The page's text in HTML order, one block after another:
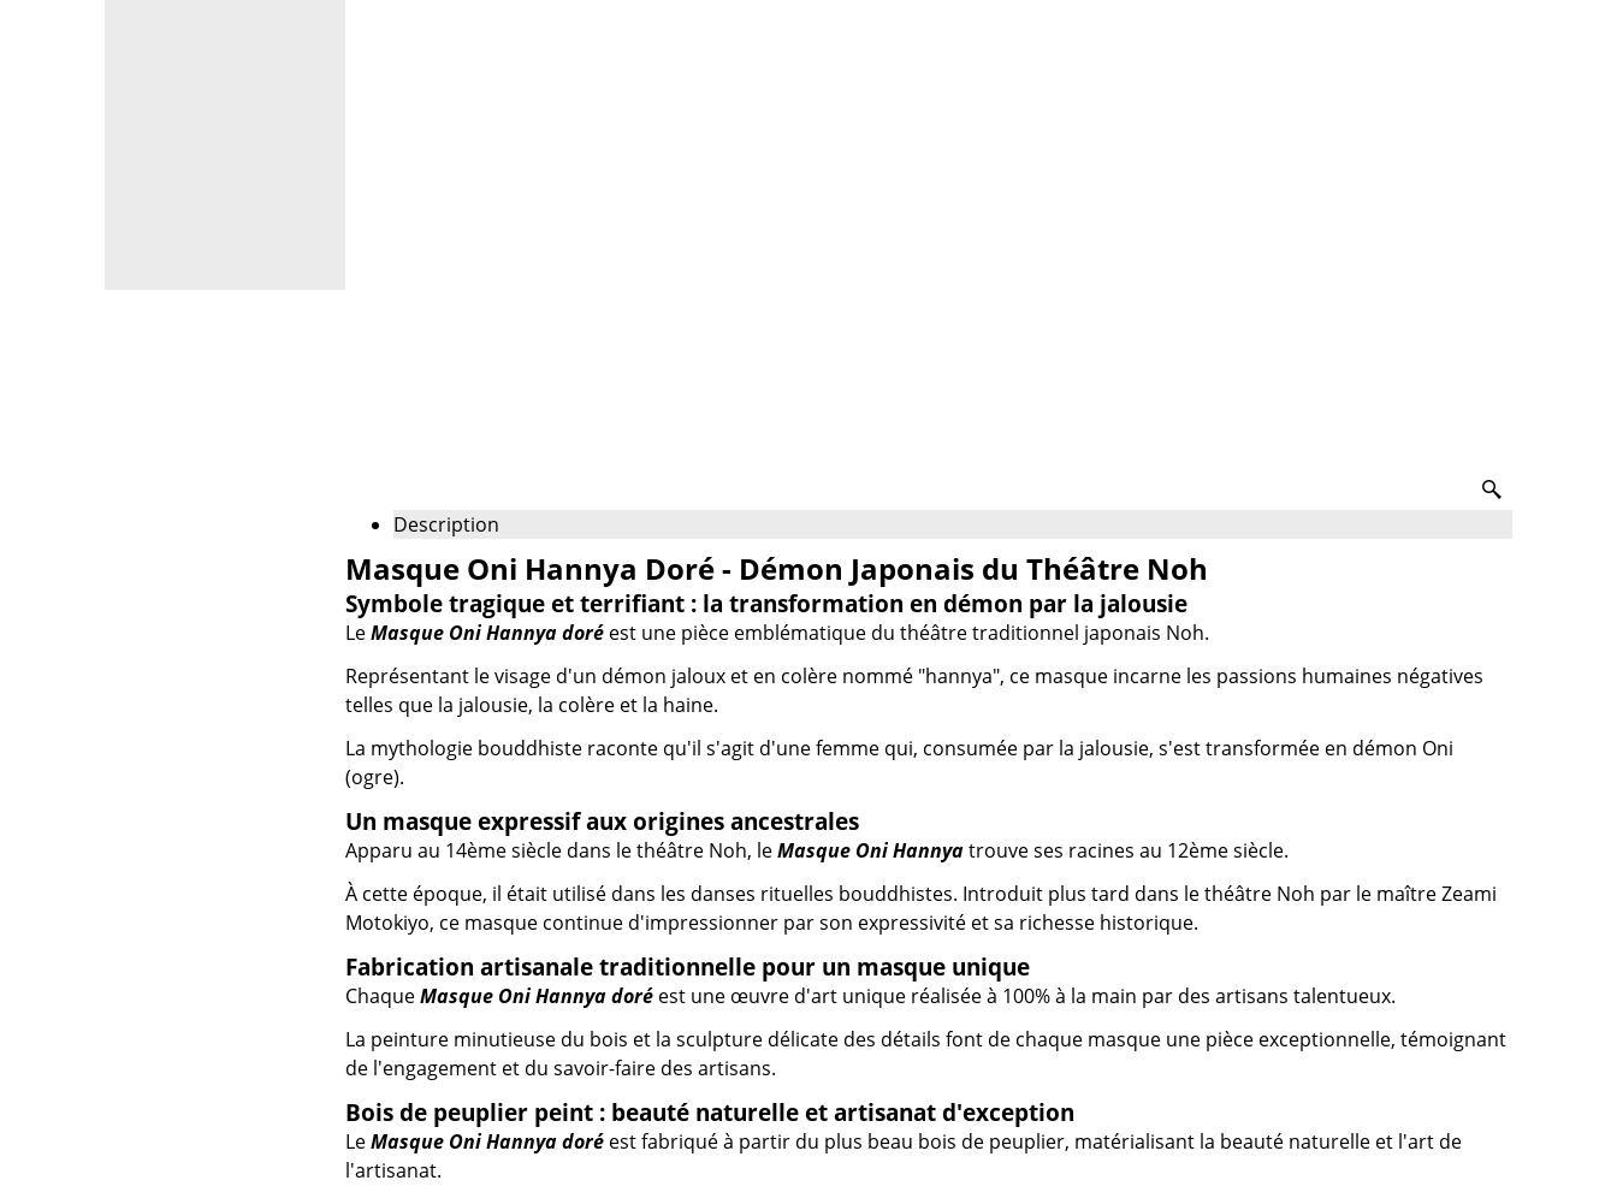
Description
Masque Oni Hannya Doré - Démon Japonais du Théâtre Noh
Symbole tragique et terrifiant : la transformation en démon par la jalousie
LeMasque Oni Hannya doré est une pièce emblématique du théâtre traditionnel japonais Noh.
Représentant le visage d'un démon jaloux et en colère nommé "hannya", ce masque incarne les passions humaines négatives
telles que la jalousie, la colère et la haine.
La mythologie bouddhiste raconte qu'il s'agit d'une femme qui, consumée par la jalousie, s'est transformée en démon Oni
(ogre).
Un masque expressif aux origines ancestrales
Apparu au 14ème siècle dans le théâtre Noh, leMasque Oni Hannyatrouve ses racines au 12ème siècle.
À cette époque, il était utilisé dans les danses rituelles bouddhistes. Introduit plus tard dans le théâtre Noh par le maître Zeami
Motokiyo, ce masque continue d'impressionner par son expressivité et sa richesse historique.
Fabrication artisanale traditionnelle pour un masque unique
ChaqueMasque Oni Hannya doré est une œuvre d'art unique réalisée à 100% à la main par des artisans talentueux.
La peinture minutieuse du bois et la sculpture délicate des détails font de chaque masque une pièce exceptionnelle, témoignant
de l'engagement et du savoir-faire des artisans.
Bois de peuplier peint : beauté naturelle et artisanat d'exception
LeMasque Oni Hannya doré est fabriqué à partir du plus beau bois de peuplier, matérialisant la beauté naturelle et l'art de
l'artisanat.